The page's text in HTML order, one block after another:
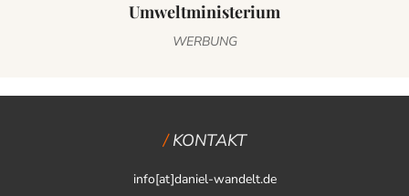
Umweltministerium
WERBUNG
KONTAKT
info[at]daniel-wandelt.de